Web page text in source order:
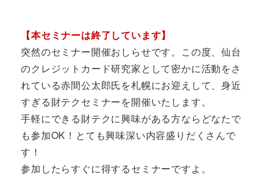
【本セミナーは終了しています】
突然のセミナー開催おしらせです。この度、仙台
のクレジットカード研究家として密かに活動をさ
れている赤間公太郎氏を札幌にお迎えして、身近
すぎる財テクセミナーを開催いたします。
手軽にできる財テクに興味がある方ならどなたで
も参加OK！とても興味深い内容盛りだくさんで
す！
参加したらすぐに得するセミナーですよ。